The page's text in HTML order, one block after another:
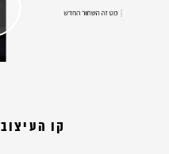
קו העיצוב MattBlack.